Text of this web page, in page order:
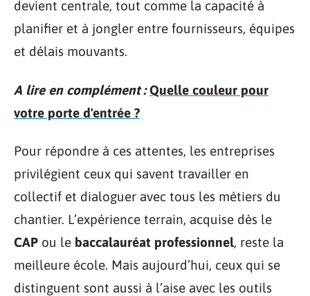
devient centrale, tout comme la capacité à
planifier et à jongler entre fournisseurs, équipes
et délais mouvants.
A lire en complément : Quelle couleur pour
votre porte d'entrée ?
Pour répondre à ces attentes, les entreprises
privilégient ceux qui savent travailler en
collectif et dialoguer avec tous les métiers du
chantier. L’expérience terrain, acquise dès le
CAP ou le baccalauréat professionnel, reste la
meilleure école. Mais aujourd’hui, ceux qui se
distinguent sont aussi à l’aise avec les outils